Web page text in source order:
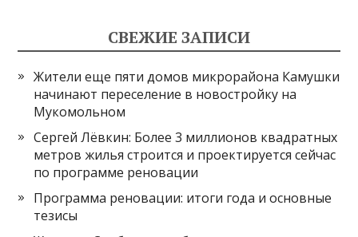
СВЕЖИЕ ЗАПИСИ
Жители еще пяти домов микрорайона Камушки
начинают переселение в новостройку на
Мукомольном
Сергей Лёвкин: Более 3 миллионов квадратных
метров жилья строится и проектируется сейчас
по программе реновации
Программа реновации: итоги года и основные
тезисы